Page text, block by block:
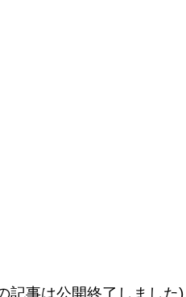
記事は公開終了しました)